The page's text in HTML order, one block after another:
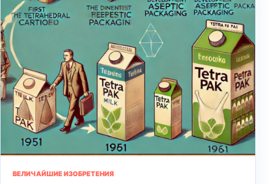
ВЕЛИЧАЙШИЕ ИЗОБРЕТЕНИЯ